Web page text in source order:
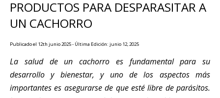
PRODUCTOS PARA DESPARASITAR A
UN CACHORRO
Publicado el 12th junio 2025 - Última Edición: junio 12, 2025
La salud de un cachorro es fundamental para su
desarrollo y bienestar, y uno de los aspectos más
importantes es asegurarse de que esté libre de parásitos.